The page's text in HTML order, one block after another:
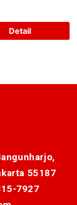
Detail
55187
7927